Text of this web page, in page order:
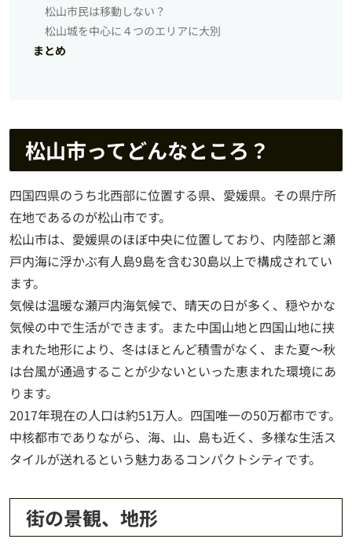
松山市民は移動しない？
松山城を中心に４つのエリアに大別
まとめ
松山市ってどんなところ？
四国四県のうち北西部に位置する県、愛媛県。その県庁所
在地であるのが松山市です。
松山市は、愛媛県のほぼ中央に位置しており、内陸部と瀬
戸内海に浮かぶ有人島9島を含む30島以上で構成されてい
ます。
気候は温暖な瀬戸内海気候で、晴天の日が多く、穏やかな
気候の中で生活ができます。また中国山地と四国山地に挟
まれた地形により、冬はほとんど積雪がなく、また夏～秋
は台風が通過することが少ないといった恵まれた環境にあ
ります。
2017年現在の人口は約51万人。四国唯一の50万都市です。
中核都市でありながら、海、山、島も近く、多様な生活ス
タイルが送れるという魅力あるコンパクトシティです。
街の景観、地形